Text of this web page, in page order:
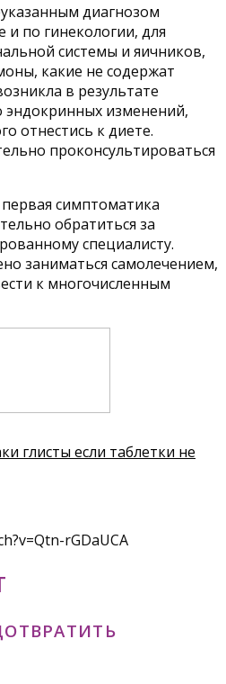
диагнозом
по гинекологии, для
системы и яичников,
какие не содержат
в результате
эндокринных изменений,
отнестись к диете.
проконсультироваться
симптоматика
обратиться за
специалисту.
заниматься самолечением,
к многочисленным
глисты если таблетки не
rGDaUCA